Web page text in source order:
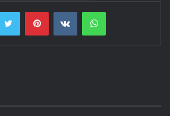
TwitterPinterestVKontakteWhatsApp